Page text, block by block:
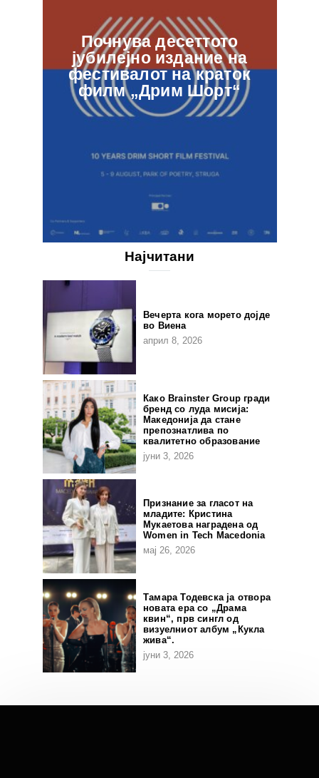
Почнува десеттото
јубилејно издание на
фестивалот на краток
филм „Дрим Шорт“
Најчитани
Вечерта кога морето дојде
во Виена
април 8, 2026
Како Brainster Group гради
бренд со луда мисија:
Македонија да стане
препознатлива по
квалитетно образование
јуни 3, 2026
Признание за гласот на
младите: Кристина
Мукаетова наградена од
Women in Tech Macedonia
мај 26, 2026
Тамара Тодевска ја отвора
новата ера со „Драма
квин“, прв сингл од
визуелниот албум „Кукла
жива“.
јуни 3, 2026